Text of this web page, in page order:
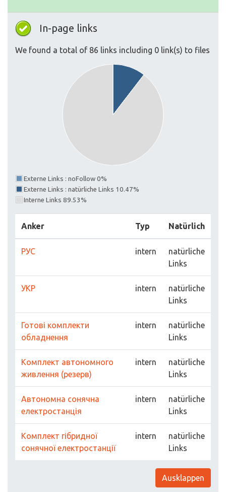
In-page links
We found a total of 86 links including 0 link(s) to files
Externe Links : noFollow 0%
Externe Links : natürliche Links 10.47%
Interne Links 89.53%
Anker Typ Natürlich
РУС intern
natürliche
Links
УКР intern
natürliche
Links
Готові комплекти
обладнення
intern
natürliche
Links
Комплект автономного
живлення (резерв)
intern
natürliche
Links
Автономна сонячна
електростанція
intern
natürliche
Links
Комплект гібридної
сонячної електростанції
intern
natürliche
Links
Ausklappen